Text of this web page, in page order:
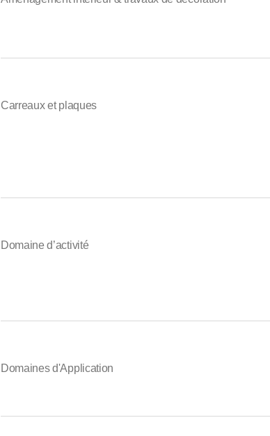
Carreaux et plaques
Domaine d’activité
Domaines d'Application